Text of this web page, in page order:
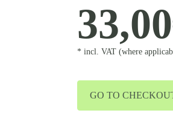
* incl. VAT (where
GO TO